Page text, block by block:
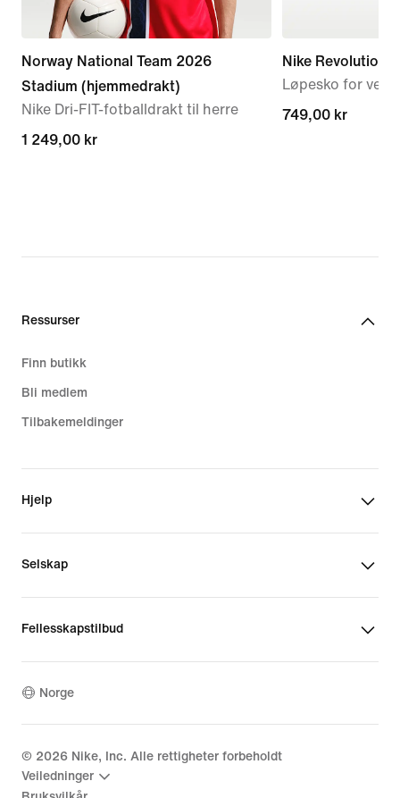
Norway National Team 2026
Stadium (hjemmedrakt)
Nike Dri-FIT-fotballdrakt til herre
1 249,00 kr
1 249,00 kr
Nike Revolution 8
Løpesko for vei
749,00 kr
749,00 kr
Ressurser
Finn butikk
Bli medlem
Tilbakemeldinger
Hjelp
Selskap
Fellesskapstilbud
Norge
© 2026 Nike, Inc. Alle rettigheter forbeholdt
Veiledninger